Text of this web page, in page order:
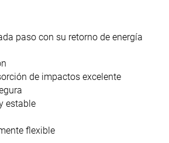
paso con su retorno de energía
de impactos excelente
estable
flexible